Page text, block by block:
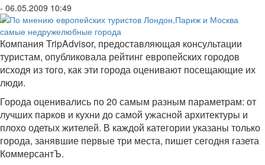
- 06.05.2009 10:49
Компания TripAdvisor, предоставляющая консультации
туристам, опубликовала рейтинг европейских городов
исходя из того, как эти города оценивают посещающие их
люди.
Города оценивались по 20 самым разным параметрам: от
лучших парков и кухни до самой ужасной архитектуры и
плохо одетых жителей. В каждой категории указаны только
города, занявшие первые три места, пишет сегодня газета
КоммерсантЪ.